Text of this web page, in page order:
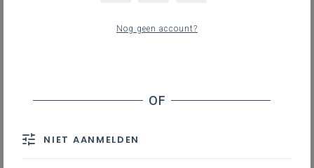
Via welke middelen wordt een taalheldklas
Nog geen account?
NIET AANMELDEN